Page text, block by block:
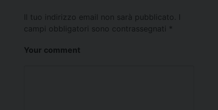
Il tuo indirizzo email non sarà pubblicato.
campi obbligatori sono contrassegnati *
Your comment